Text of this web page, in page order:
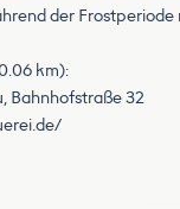
der Frostperiode
km):
Bahnhofstraße 32